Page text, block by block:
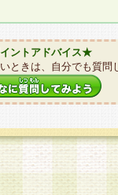
ントアドバイス★
ときは、自分でも質問